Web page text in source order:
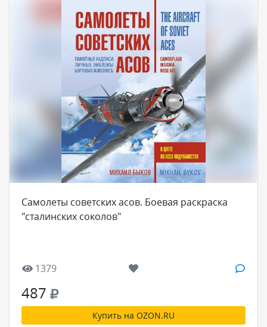
Самолеты советских асов. Боевая раскраска
"сталинских соколов"
1379
487
Купить на OZON.RU